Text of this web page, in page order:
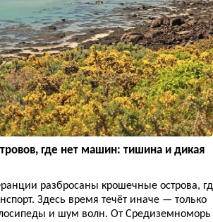
где нет машин: тишина и дикая
разбросаны крошечные острова, гд
Здесь время течёт иначе — только
и шум волн. От Средиземноморь